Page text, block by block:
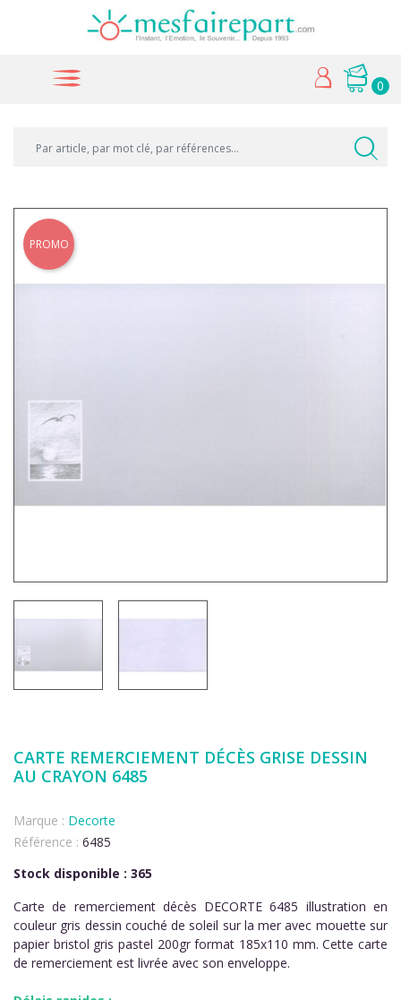
0
PROMO
CARTE REMERCIEMENT DÉCÈS GRISE DESSIN
AU CRAYON 6485
Marque : Decorte
Référence : 6485
Stock disponible : 365
Carte de remerciement décès DECORTE 6485 illustration en
couleur gris dessin couché de soleil sur la mer avec mouette sur
papier bristol gris pastel 200gr format 185x110 mm. Cette carte
de remerciement est livrée avec son enveloppe.